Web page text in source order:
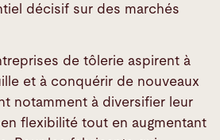
décisif sur des marchés
de tôlerie aspirent à
et à conquérir de nouveaux
notamment à diversifier leur
en flexibilité tout en augmentant